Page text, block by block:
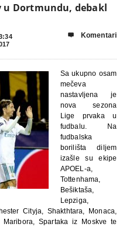
u Dortmundu, debakl
 Komentari
Sa ukupno osam
mečeva
nastavljena je
nova sezona
Lige prvaka u
fudbalu. Na
fudbalska
borilišta diljem
izašle su ekipe
APOEL-a,
Tottenhama,
Bešiktaša,
Lepziga,
Cityja, Shakthtara, Monaca,
Spartaka iz Moskve te